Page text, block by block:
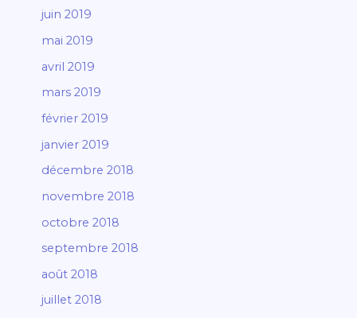
juin 2019
mai 2019
avril 2019
mars 2019
février 2019
janvier 2019
décembre 2018
novembre 2018
octobre 2018
septembre 2018
août 2018
juillet 2018